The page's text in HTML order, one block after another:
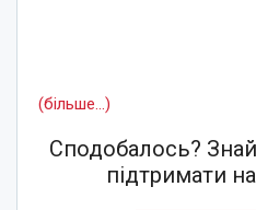
(більше…)
Сподобалось?
підтримати